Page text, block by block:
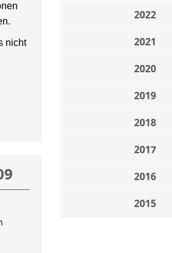
2022
2021
2020
2019
2018
2017
2016
2015
nicht